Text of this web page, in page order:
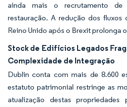
ainda mais o recrutamento
restauração. A redução dos
Reino Unido após o Brexit prolonga
Stock de Edifícios Legados
Complexidade de Integração
Dublin conta com mais de 8.600
estatuto patrimonial restringe as
atualização destas